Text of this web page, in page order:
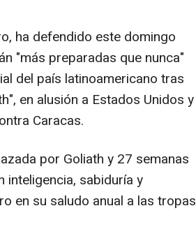
ha defendido este domingo
"más preparadas que nunca"
del país latinoamericano tras
en alusión a Estados Unidos y
Caracas.
por Goliath y 27 semanas
inteligencia, sabiduría y
en su saludo anual a las tropas